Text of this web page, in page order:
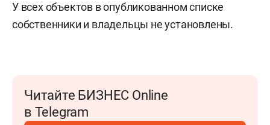
У всех объектов в опубликованном списке
собственники и владельцы не установлены.
Читайте БИЗНЕС Online
в Telegram